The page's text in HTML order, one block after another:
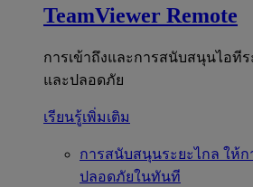
TeamViewer Remote
การเข้าถึงและการสนับสนุนไอทีร
และปลอดภัย
เรียนรู้เพิ่มเติม
การสนับสนุนระยะไกล ให้ก
ปลอดภัยในทันที